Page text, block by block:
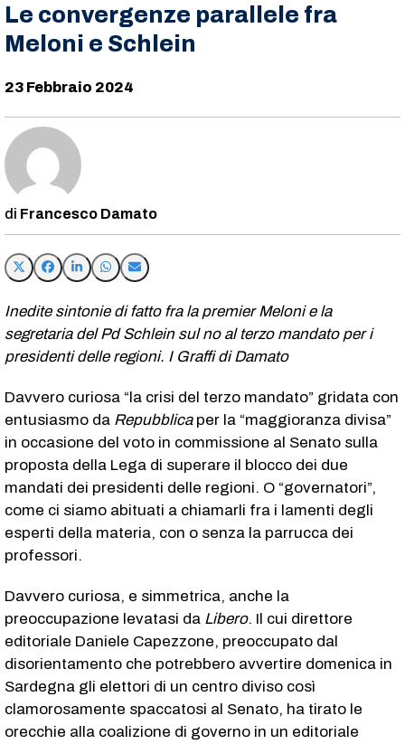
Le convergenze parallele fra
Meloni e Schlein
23 Febbraio 2024
Francesco Damato
Inedite sintonie di fatto fra la premier Meloni e la
segretaria del Pd Schlein sul no al terzo mandato per i
presidenti delle regioni. I Graffi di Damato
Davvero curiosa “la crisi del terzo mandato” gridata con
entusiasmo da Repubblicaper la “maggioranza divisa”
in occasione del voto in commissione al Senato sulla
proposta della Lega di superare il blocco dei due
mandati dei presidenti delle regioni. O “governatori”,
come ci siamo abituati a chiamarli fra i lamenti degli
esperti della materia, con o senza la parrucca dei
professori.
Davvero curiosa, e simmetrica, anche la
preoccupazione levatasi da Libero. Il cui direttore
editoriale Daniele Capezzone, preoccupato dal
disorientamento che potrebbero avvertire domenica in
Sardegna gli elettori di un centro diviso così
clamorosamente spaccatosi al Senato, ha tirato le
orecchie alla coalizione di governo in un editoriale